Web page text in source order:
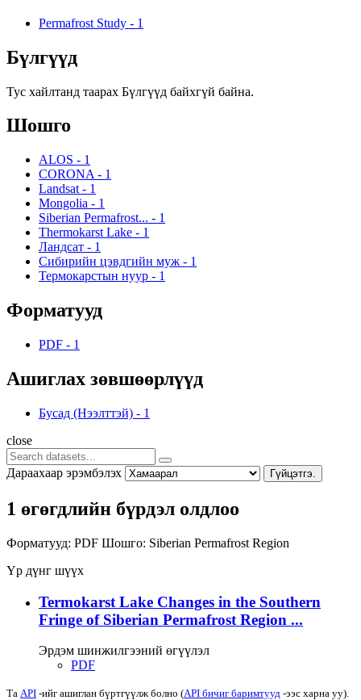
Permafrost Study - 1
Бүлгүүд
Тус хайлтанд таарах Бүлгүүд байхгүй байна.
Шошго
ALOS - 1
CORONA - 1
Landsat - 1
Mongolia - 1
Siberian Permafrost... - 1
Thermokarst Lake - 1
Ландсат - 1
Сибирийн цэвдгийн муж - 1
Термокарстын нуур - 1
Форматууд
PDF - 1
Ашиглах зөвшөөрлүүд
Бусад (Нээлттэй) - 1
close
Дараахаар эрэмбэлэх Гүйцэтгэ.
1 өгөгдлийн бүрдэл олдлоо
Форматууд: PDF Шошго: Siberian Permafrost Region
Үр дүнг шүүх
Termokarst Lake Changes in the Southern
Fringe of Siberian Permafrost Region ...
Эрдэм шинжилгээний өгүүлэл
PDF
Та API -ийг ашиглан бүртгүүлж болно (API бичиг баримтууд -ээс харна уу).